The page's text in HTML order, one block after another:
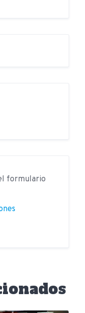
formulario